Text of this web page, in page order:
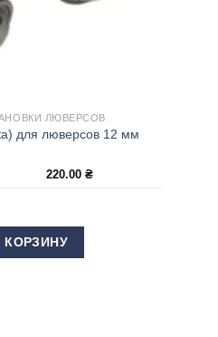
ЛЮВЕРСОВ
для люверсов 12 мм
220.00₴
Матрица (насадка) для люверсов
КОРЗИНУ